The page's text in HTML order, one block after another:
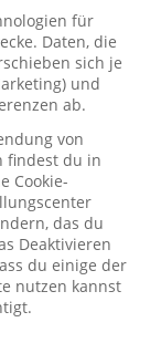
für
Daten, die
sich je
und
ab.
von
findest du in
Cookie-
das du
Deaktivieren
du einige der
nutzen kannst